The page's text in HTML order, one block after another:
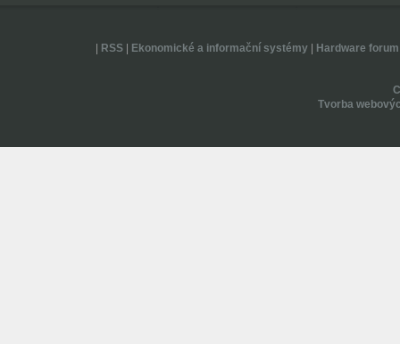
RSS| Ekonomické a informační systémy| Hardware forum
Tvorba